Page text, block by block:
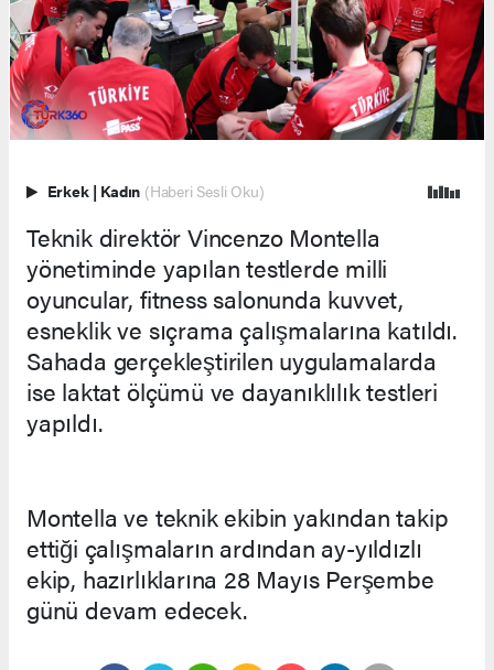
Erkek | Kadın (Haberi Sesli Oku)
Teknik direktör Vincenzo Montella
yönetiminde yapılan testlerde milli
oyuncular, fitness salonunda kuvvet,
esneklik ve sıçrama çalışmalarına katıldı.
Sahada gerçekleştirilen uygulamalarda
ise laktat ölçümü ve dayanıklılık testleri
yapıldı.
Montella ve teknik ekibin yakından takip
ettiği çalışmaların ardından ay-yıldızlı
ekip, hazırlıklarına 28 Mayıs Perşembe
günü devam edecek.